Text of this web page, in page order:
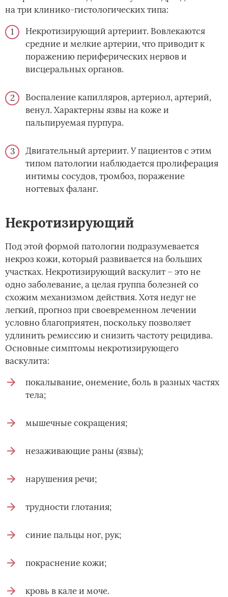
на три клинико-гистологических типа:
Некротизирующий артериит. Вовлекаются
средние и мелкие артерии, что приводит к
поражению периферических нервов и
висцеральных органов.
Воспаление капилляров, артериол, артерий,
венул. Характерны язвы на коже и
пальпируемая пурпура.
Двигательный артериит. У пациентов с этим
типом патологии наблюдается пролиферация
интимы сосудов, тромбоз, поражение
ногтевых фаланг.
Некротизирующий
Под этой формой патологии подразумевается
некроз кожи, который развивается на больших
участках. Некротизирующий васкулит – это не
одно заболевание, а целая группа болезней со
схожим механизмом действия. Хотя недуг не
легкий, прогноз при своевременном лечении
условно благоприятен, поскольку позволяет
удлинить ремиссию и снизить частоту рецидива.
Основные симптомы некротизирующего
васкулита:
покалывание, онемение, боль в разных частях
тела;
мышечные сокращения;
незаживающие раны (язвы);
нарушения речи;
трудности глотания;
синие пальцы ног, рук;
покраснение кожи;
кровь в кале и моче.